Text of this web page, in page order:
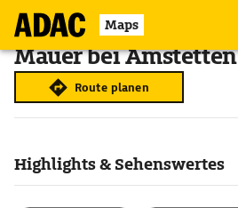
Maps
Mauer bei Amstetten
Route planen
Highlights & Sehenswertes